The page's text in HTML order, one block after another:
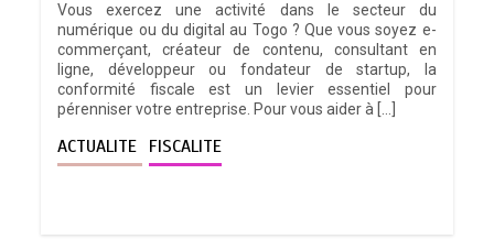
Vous exercez une activité dans le secteur du
numérique ou du digital au Togo ? Que vous soyez e-
commerçant, créateur de contenu, consultant en
ligne, développeur ou fondateur de startup, la
conformité fiscale est un levier essentiel pour
pérenniser votre entreprise. Pour vous aider à […]
ACTUALITE FISCALITE